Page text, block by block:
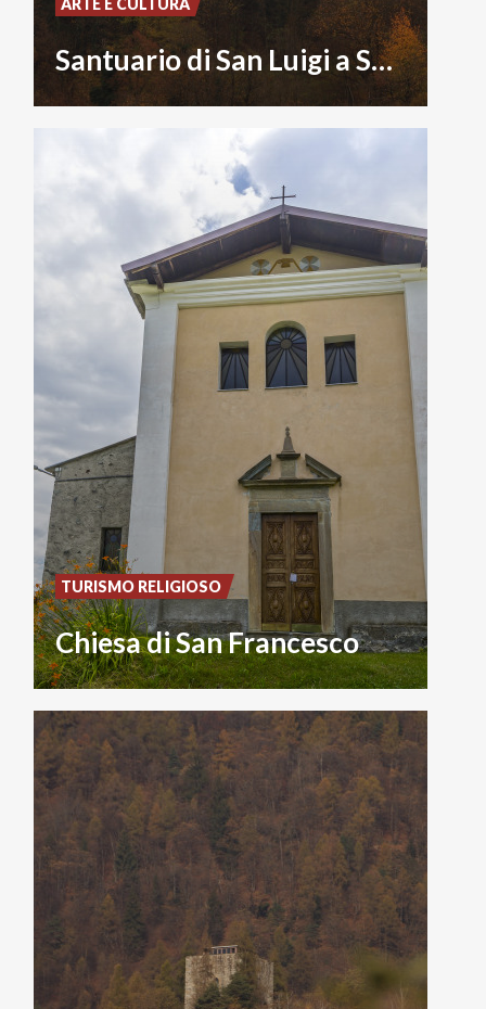
Santuario di San Luigi a Sazzo
Chiesa di San Francesco
TURISMO RELIGIOSO